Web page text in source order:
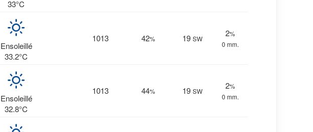
33°C
Ensoleillé
33.2°C
1013 42% 19 SW
2%
0 mm.
Ensoleillé
32.8°C
1013 44% 19 SW
2%
0 mm.